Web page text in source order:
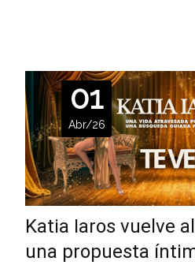
01
Abr/26
Katia Iaros vuelve
una propuesta